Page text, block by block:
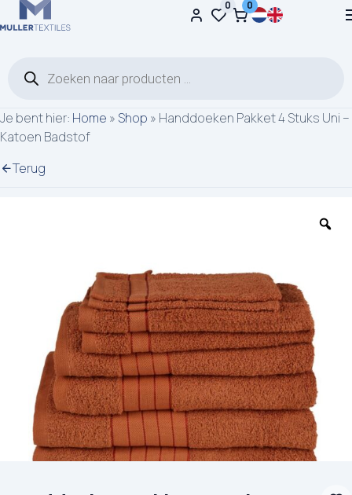
Ga naar de inhoud 0 0
Je bent hier: Home » Shop » Handdoeken Pakket 4 Stuks Uni –
Katoen Badstof
Terug